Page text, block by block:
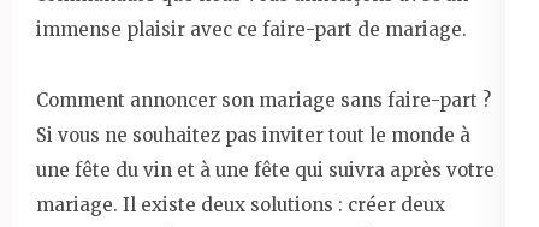
immense plaisir avec ce faire-part de mariage.
Comment annoncer son mariage sans faire-part ?
Si vous ne souhaitez pas inviter tout le monde à
une fête du vin et à une fête qui suivra après votre
mariage. Il existe deux solutions : créer deux